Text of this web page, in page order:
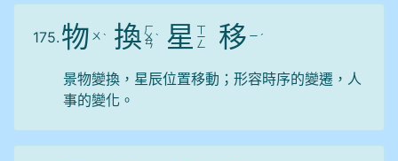
175. 物 ㄨ ˋ 換 ㄏ
ㄨ
ㄢ
ˋ 星 ㄒ
ㄧ
ㄥ 移 ㄧ ˊ
景物變換，星辰位置移動；形容時序的變遷，人
事的變化。